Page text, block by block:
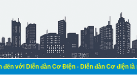
đàn Cơ Điện - Diễn đàn Cơ điện là nơi chia